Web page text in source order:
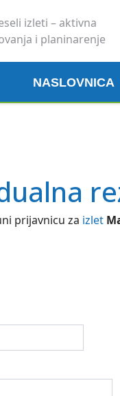
NASLOVNICA
prijavnicu za izlet